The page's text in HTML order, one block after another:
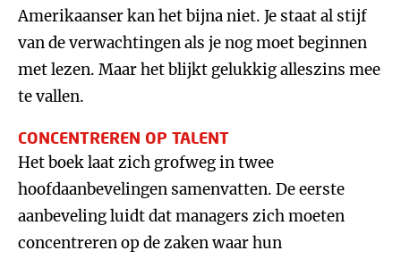
Amerikaanser kan het bijna niet. Je staat al stijf
van de verwachtingen als je nog moet beginnen
met lezen. Maar het blijkt gelukkig alleszins mee
te vallen.
CONCENTREREN OP TALENT
Het boek laat zich grofweg in twee
hoofdaanbevelingen samenvatten. De eerste
aanbeveling luidt dat managers zich moeten
concentreren op de zaken waar hun